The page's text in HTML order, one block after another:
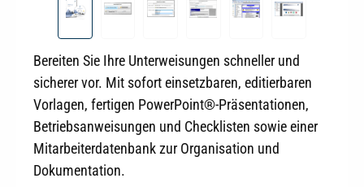
Bereiten Sie Ihre Unterweisungen schneller und
sicherer vor. Mit sofort einsetzbaren, editierbaren
Vorlagen, fertigen PowerPoint®-Präsentationen,
Betriebsanweisungen und Checklisten sowie einer
Mitarbeiterdatenbank zur Organisation und
Dokumentation.